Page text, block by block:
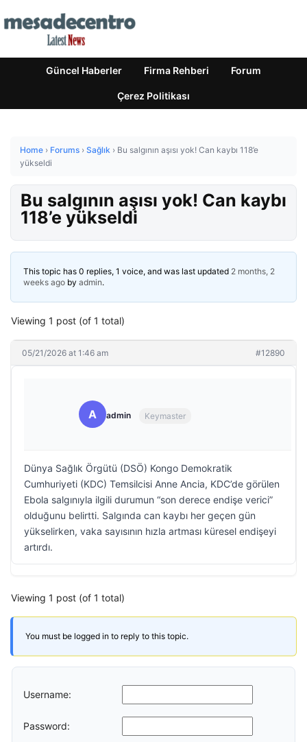
Güncel Haberler Firma Rehberi Forum
Çerez Politikası
Home › Forums › Sağlık › Bu salgının aşısı yok! Can kaybı 118’e
yükseldi
Bu salgının aşısı yok! Can kaybı
118’e yükseldi
This topic has 0 replies, 1 voice, and was last updated 2 months, 2
weeks ago by admin.
Viewing 1 post (of 1 total)
05/21/2026 at 1:46 am #12890
A admin Keymaster
Dünya Sağlık Örgütü (DSÖ) Kongo Demokratik
Cumhuriyeti (KDC) Temsilcisi Anne Ancia, KDC’de görülen
Ebola salgınıyla ilgili durumun “son derece endişe verici”
olduğunu belirtti. Salgında can kaybı her geçen gün
yükselirken, vaka sayısının hızla artması küresel endişeyi
artırdı.
Viewing 1 post (of 1 total)
You must be logged in to reply to this topic.
Username:
Password: